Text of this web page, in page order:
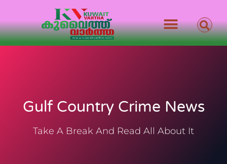
Gulf Country Crime News
Take A Break And Read All About It